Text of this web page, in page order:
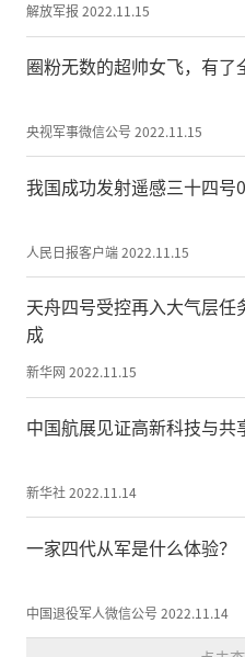
片，人防部门按图索
漯河市人防办领导介
合党的二十大精神
试鸣、人防工程审
机，做好小程序的
地图”进入千家万户
解放军报 2022.11.15
圈粉无数的超帅女飞，有了
央视军事微信公号 2022.11.15
我国成功发射遥感三十四号
人民日报客户端2022.11.15
天舟四号受控再入大气层任
成
新华网 2022.11.15
中国航展见证高新科技与共
新华社2022.11.14
一家四代从军是什么体验？
中国退役军人微信公号 2022.11.14